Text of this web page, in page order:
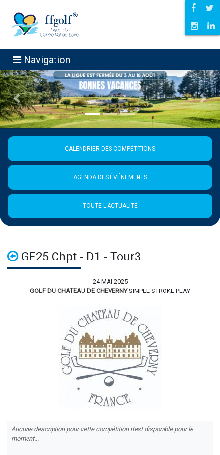
Navigation
Précédent
CALENDRIER DES COMPÉTITIONS
AGENDA DES ÉVÉNEMENTS
TOUTE L'ACTUALITÉ
GE25 Chpt - D1 - Tour3
24 MAI 2025
GOLF DU CHATEAU DE CHEVERNY SIMPLE STROKE PLAY
Aucune description pour cette compétition n'est disponible pour le
moment...